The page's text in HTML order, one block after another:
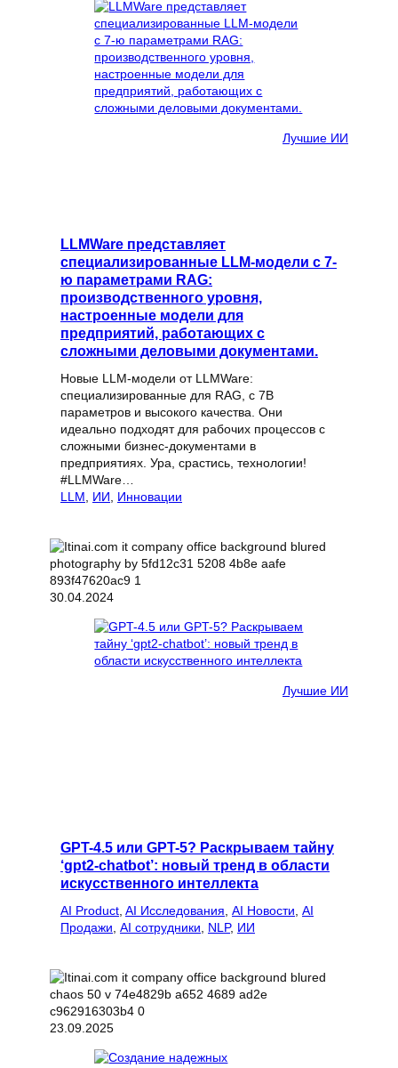
Лучшие ИИ
LLMWare представляет
специализированные LLM-модели с 7-
ю параметрами RAG:
производственного уровня,
настроенные модели для
предприятий, работающих с
сложными деловыми документами.
Новые LLM-модели от LLMWare:
специализированные для RAG, с 7B
параметров и высокого качества. Они
идеально подходят для рабочих процессов с
сложными бизнес-документами в
предприятиях. Ура, срастись, технологии!
#LLMWare…
LLM
ИИ Инновации
30.04.2024
Лучшие ИИ
GPT-4.5 или GPT-5? Раскрываем тайну
‘gpt2-chatbot’: новый тренд в области
искусственного интеллекта
AI Product AI Исследования AI Новости AI
Продажи AI сотрудники NLP, ИИ
23.09.2025